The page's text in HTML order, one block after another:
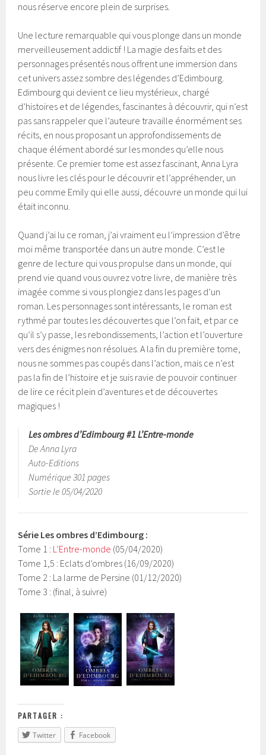
nous réserve encore plein de surprises.
Une lecture remarquable qui vous plonge dans un monde
merveilleusement addictif ! La magie des faits et des
personnages présentés nous offrent une immersion dans
cet univers assez sombre des légendes d’Edimbourg.
Edimbourg qui devient ce lieu mystérieux, chargé
d’histoires et de légendes, fascinantes à découvrir, qui n’est
pas sans rappeler que l’auteure travaille énormément ses
récits, en nous proposant un approfondissements de
chaque élément abordé sur les mondes qu’elle nous
présente. Ce premier tome est assez fascinant, Anna Lyra
nous livre les clés pour le découvrir et l’appréhender, un
peu comme Emily qui elle aussi, découvre un monde qui lui
était inconnu.
Quand j’ai lu ce roman, j’ai vraiment eu l’impression d’être
moi même transportée dans un autre monde. C’est le
genre de lecture qui vous propulse dans un monde, qui
prend vie quand vous ouvrez votre livre, de manière très
imagée comme si vous plongiez dans les pages d’un
roman. Les personnages sont intéressants, le roman est
rythmé par toutes les découvertes que l’on fait, et par ce
qu’il s’y passe, les rebondissements, l’action et l’ouverture
vers des énigmes non résolues. A la fin du première tome,
nous ne sommes pas coupés dans l’action, mais ce n’est
pas la fin de l’histoire et je suis ravie de pouvoir continuer
de lire ce récit plein d’aventures et de découvertes
magiques !
Les ombres d’Edimbourg #1 L’Entre-monde
De Anna Lyra
Auto-Editions
Numérique 301 pages
Sortie le 05/04/2020
Série Les ombres d’Edimbourg :
Tome 1 : L’Entre-monde (05/04/2020)
Tome 1,5 : Eclats d’ombres (16/09/2020)
Tome 2 : La larme de Persine (01/12/2020)
Tome 3 : (final, à suivre)
PARTAGER :
Twitter
Facebook